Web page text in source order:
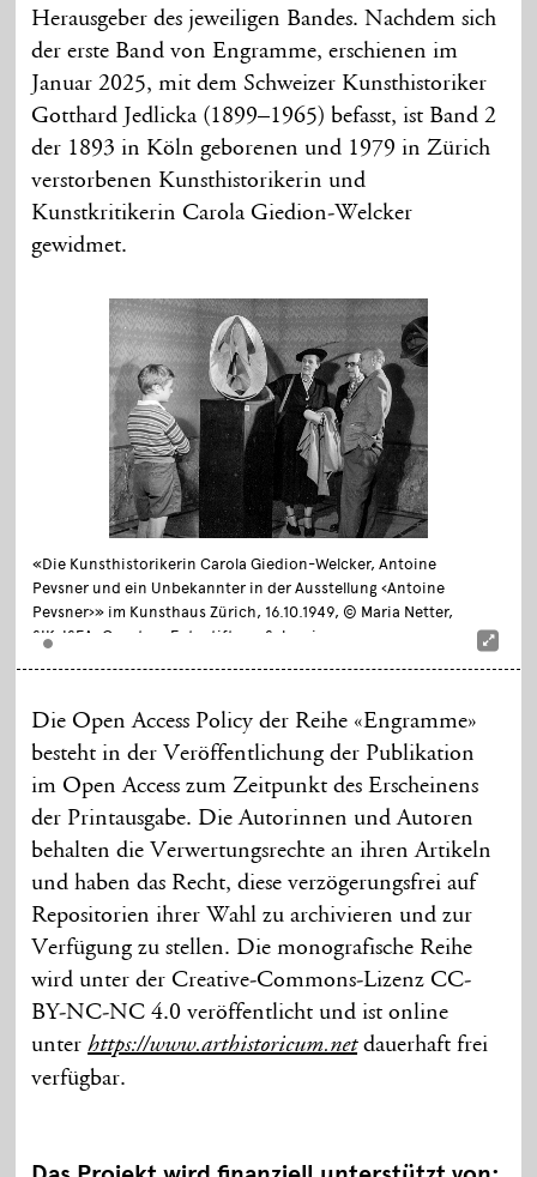
Herausgeber des jeweiligen Bandes. Nachdem sich
der erste Band von Engramme, erschienen im
Januar 2025, mit dem Schweizer Kunsthistoriker
Gotthard Jedlicka (1899–1965) befasst, ist Band 2
der 1893 in Köln geborenen und 1979 in Zürich
verstorbenen Kunsthistorikerin und
Kunstkritikerin Carola Giedion-Welcker
gewidmet.
«Die Kunsthistorikerin Carola Giedion-Welcker, Antoine
Pevsner und ein Unbekannter in der Ausstellung ‹Antoine
Pevsner›» im Kunsthaus Zürich, 16.10.1949, © Maria Netter,
SIK-ISEA, Courtesy Fotostiftung Schweiz
Die Open Access Policy der Reihe «Engramme»
besteht in der Veröffentlichung der Publikation
im Open Access zum Zeitpunkt des Erscheinens
der Printausgabe. Die Autorinnen und Autoren
behalten die Verwertungsrechte an ihren Artikeln
und haben das Recht, diese verzögerungsfrei auf
Repositorien ihrer Wahl zu archivieren und zur
Verfügung zu stellen. Die monografische Reihe
wird unter der Creative-Commons-Lizenz CC-
BY-NC-NC 4.0 veröffentlicht und ist online
unterhttps://www.arthistoricum.netdauerhaft frei
verfügbar.